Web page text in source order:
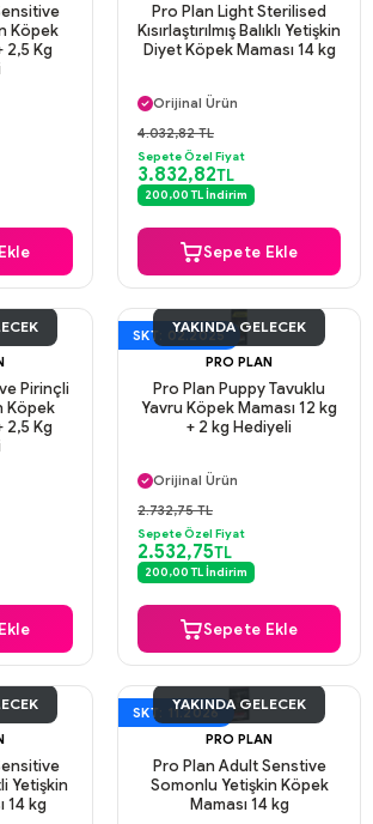
Köpek
2,5 Kg
Pro Plan Light Sterilised
Kısırlaştırılmış Balıklı Yetişkin
Diyet Köpek Maması 14 kg
Orijinal Ürün
Güvenli Ödeme
Aynı Gün Kargo
4.032,82 TL
Sepete Özel Fiyat
3.832,82TL
200,00 TL İndirim
Sepete Ekle
Pirinçli
Köpek
2,5 Kg
SKT: 02.2025
YAKINDA GELECEK
PRO PLAN
Pro Plan Puppy Tavuklu
Yavru Köpek Maması 12 kg
+ 2 kg Hediyeli
Orijinal Ürün
Güvenli Ödeme
Aynı Gün Kargo
2.732,75 TL
Sepete Özel Fiyat
2.532,75TL
200,00 TL İndirim
Sepete Ekle
Yetişkin
14 kg
SKT: 11.2026
YAKINDA GELECEK
PRO PLAN
Pro Plan Adult Senstive
Somonlu Yetişkin Köpek
Maması 14 kg
Aynı Gün Kargo